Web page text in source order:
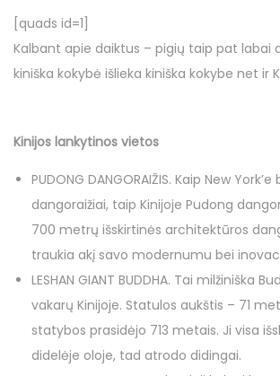
[quads id=1]
Kalbant apie daiktus – pigių taip pat labai
kiniška kokybė išlieka kiniška kokybe net ir
Kinijos lankytinos vietos
PUDONG DANGORAIŽIS. Kaip New
dangoraižiai, taip Kinijoje Pudong
700 metrų išskirtinės architektūros
traukia akį savo modernumu bei
LESHAN GIANT BUDDHA. Tai milžiniška
vakarų Kinijoje. Statulos aukštis – 71
statybos prasidėjo 713 metais. Ji visa
didelėje oloje, tad atrodo didingai.